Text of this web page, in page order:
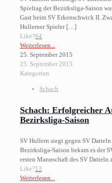
Spieltag der Bezirksliga-Saison
Gast beim SV Erkenschwick II.
Hullerner Spieler[…]
Like?64
Weiterlesen...
25. September 2015
25. September 2015
Kategorien
Schach
Schach: Erfolgreicher
Bezirksliga-Saison
SV Hullern siegt gegen SV
Bezirksliga-Saison bekam es der
ersten Mannschaft des SV Datteln
Like?13
Weiterlesen...